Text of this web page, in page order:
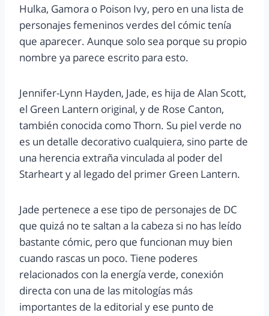
Hulka, Gamora o Poison Ivy, pero en una lista de
personajes femeninos verdes del cómic tenía
que aparecer. Aunque solo sea porque su propio
nombre ya parece escrito para esto.
Jennifer-Lynn Hayden, Jade, es hija de Alan Scott,
el Green Lantern original, y de Rose Canton,
también conocida como Thorn. Su piel verde no
es un detalle decorativo cualquiera, sino parte de
una herencia extraña vinculada al poder del
Starheart y al legado del primer Green Lantern.
Jade pertenece a ese tipo de personajes de DC
que quizá no te saltan a la cabeza si no has leído
bastante cómic, pero que funcionan muy bien
cuando rascas un poco. Tiene poderes
relacionados con la energía verde, conexión
directa con una de las mitologías más
importantes de la editorial y ese punto de